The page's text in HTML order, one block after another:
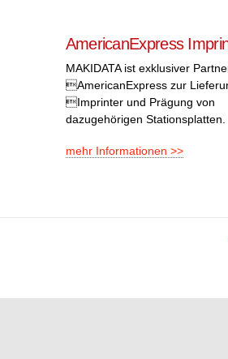
AmericanExpress
MAKIDATA ist exklusiver
AmericanExpress zur
Imprinter und Prägung von
dazugehörigen Stationsplatten.
mehr Informationen >>